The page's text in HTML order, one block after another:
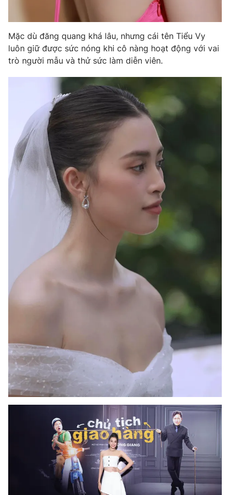
Mặc dù đăng quang khá lâu, nhưng cái tên Tiểu Vy
luôn giữ được sức nóng khi cô nàng hoạt động với vai
trò người mẫu và thử sức làm diễn viên.